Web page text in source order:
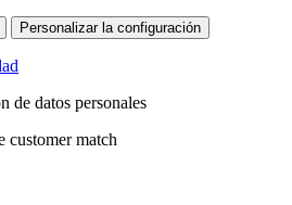
Personalizar la configuración
de datos personales
customer match